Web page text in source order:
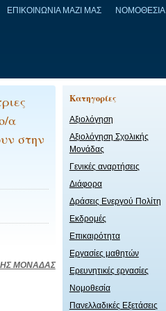
ΕΠΙΚΟΙΝΩΝΙΑ ΜΑΖΙ ΜΑΣ ΝΟΜΟΘΕΣΙΑ
α
στην
ΜΟΝΑΔΑΣ
Kατηγορίες
Αξιολόγηση
Αξιολόγηση Σχολικής
Μονάδας
Γενικές αναρτήσεις
Διάφορα
Δράσεις Ενεργού Πολίτη
Εκδρομές
Επικαιρότητα
Εργασίες μαθητών
Ερευνητικές εργασίες
Νομοθεσία
Πανελλαδικές Εξετάσεις